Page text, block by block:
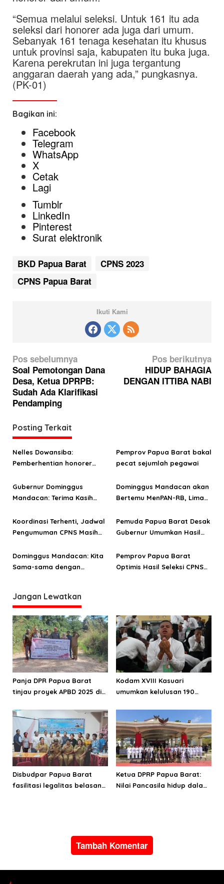
“Semua melalui seleksi. Untuk 161 itu ada
seleksi dari honorer ada juga dari umum.
Sebanyak 161 tenaga kesehatan itu khusus
untuk provinsi saja, kabupaten itu buka juga.
Karena perekrutan ini juga tergantung
anggaran daerah yang ada,” pungkasnya.
(PK-01)
Bagikan ini:
Facebook
Telegram
WhatsApp
X
Cetak
Lagi
Tumblr
LinkedIn
Pinterest
Surat elektronik
BKD Papua Barat
CPNS 2023
CPNS Papua Barat
Ikuti Kami
N
a
v
i
a
s
i
o
s
Pos sebelumnya
Soal Pemotongan Dana
Desa, Ketua DPRPB:
Sudah Ada Klarifikasi
Pendamping
Pos berikutnya
HIDUP BAHAGIA
DENGAN ITTIBA NABI
Posting Terkait
Nelles Dowansiba:
Pemberhentian honorer
Pemprov Papua Barat bakal
pecat sejumlah pegawai
Gubernur Dominggus
Mandacan: Terima Kasih
Mengabdi Untuk Papua
Barat
Dominggus Mandacan akan
Bertemu MenPAN-RB, Lima
Hasil Seleksi CPNS
Koordinasi Terhenti, Jadwal
Pengumuman CPNS Masih
Pemuda Papua Barat Desak
Gubernur Umumkan Hasil
Dominggus Mandacan: Kita
Sama-sama dengan
Pemprov Papua Barat
Optimis Hasil Seleksi CPNS
Jangan Lewatkan
Panja DPR Papua Barat
tinjau proyek APBD 2025 di
Bintuni
Kodam XVIII Kasuari
umumkan kelulusan 190
Disbudpar Papua Barat
fasilitasi legalitas belasan
Ketua DPRP Papua Barat:
Nilai Pancasila hidup dalam
Tambah Komentar